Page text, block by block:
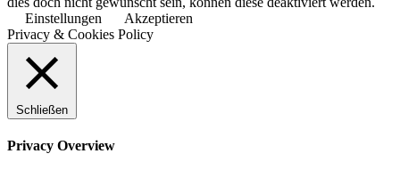
Einstellungen
Akzeptieren
Privacy & Cookies Policy
Schließen
Privacy Overview